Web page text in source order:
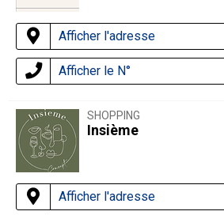
Afficher l'adresse
Afficher le N°
SHOPPING
Insième
Afficher l'adresse